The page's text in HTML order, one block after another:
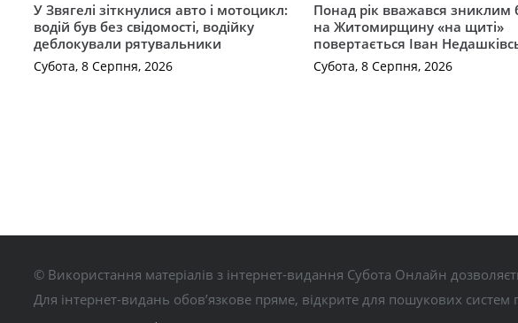
У Звягелі зіткнулися авто і мотоцикл:
водій був без свідомості, водійку
деблокували рятувальники
Субота, 8 Серпня, 2026
Понад рік вважався зниклим
на Житомирщину «на щиті»
повертається Іван
Субота, 8 Серпня, 2026
© Використання матеріалів з інтернет-видання Субота Онлайн
Для інтернет-видань обов’язкове пряме, відкрите для пошукових